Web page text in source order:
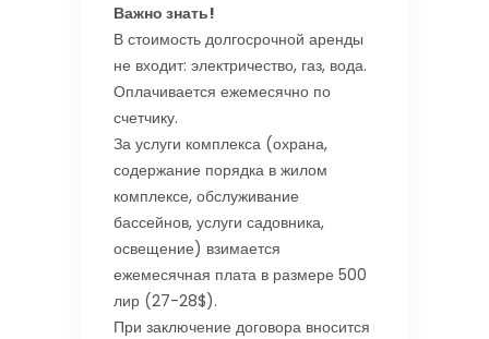
Важно знать!
В стоимость долгосрочной аренды
не входит: электричество, газ, вода.
Оплачивается ежемесячно по
счетчику.
За услуги комплекса (охрана,
содержание порядка в жилом
комплексе, обслуживание
бассейнов, услуги садовника,
освещение) взимается
ежемесячная плата в размере 500
лир (27-28$).
При заключение договора вносится